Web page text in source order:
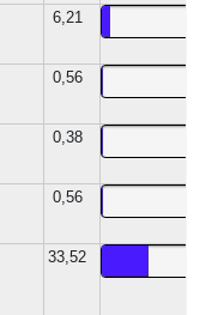
6,21
0,56
0,38
0,56
33,52